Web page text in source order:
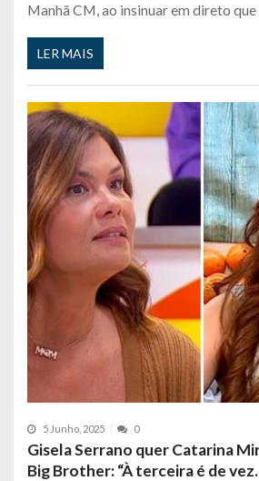
Manhã CM, ao insinuar em direto
LER MAIS
5 Junho, 2025 0
Gisela Serrano quer Catarina
Big Brother: “À terceira é de